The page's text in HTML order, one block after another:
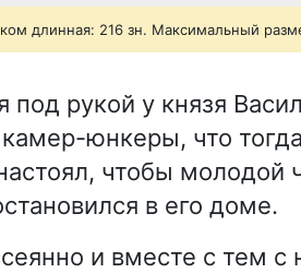
длинная: 216 зн. Максимальный
под рукой у князя
юнкеры, что
чтобы молодой
в его доме.
и вместе с тем